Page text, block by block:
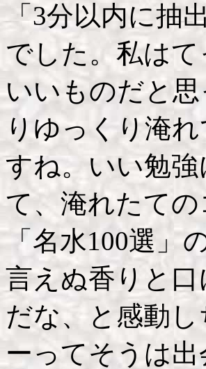
「3分以内に抽
でした。私は
いいものだと
りゆっくり淹
すね。いい勉
て、淹れたて
「名水100選」
言えぬ香りと
だな、と感動
ーってそうは